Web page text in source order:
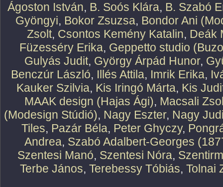
Ágoston István, B. Soós Klára, B. Szabó
Gyöngyi, Bokor Zsuzsa, Bondor Ani
Zsolt, Csontos Kemény Katalin, Deák
Füzesséry Erika, Geppetto studio
Gulyás Judit, György Árpád Hunor,
Benczúr László, Illés Attila, Imrik Erika,
Kauker Szilvia, Kis Iringó Márta, Kis
MAAK design (Hajas Ági), Macsali
(Modesign Stúdió), Nagy Eszter, Nagy
Tiles, Pazár Béla, Peter Ghyczy,
Andrea, Szabó Adalbert-Georges
Szentesi Manó, Szentesi Nóra,
Terbe János, Terebessy Tóbiás, Tolnai